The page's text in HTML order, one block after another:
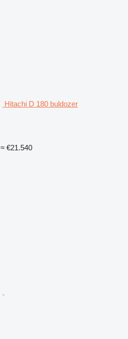
Hitachi D 180 buldozer
≈ €21.540